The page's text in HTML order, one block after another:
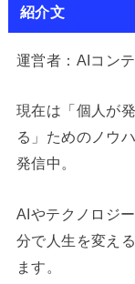
紹介文
運営者：AIコン
現在は「個人が
る」ためのノウ
発信中。
AIやテクノロジ
分で人生を変え
ます。